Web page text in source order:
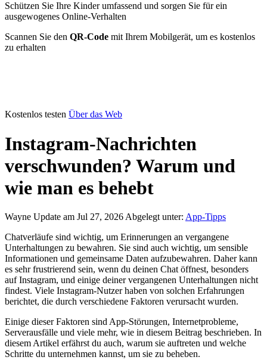
Schützen Sie Ihre Kinder umfassend und sorgen Sie für ein
ausgewogenes Online-Verhalten
Scannen Sie den QR-Code mit Ihrem Mobilgerät, um es kostenlos
zu erhalten
Kostenlos testen Über das Web
Instagram-Nachrichten
verschwunden? Warum und
wie man es behebt
Wayne Update am Jul 27, 2026 Abgelegt unter: App-Tipps
Chatverläufe sind wichtig, um Erinnerungen an vergangene
Unterhaltungen zu bewahren. Sie sind auch wichtig, um sensible
Informationen und gemeinsame Daten aufzubewahren. Daher kann
es sehr frustrierend sein, wenn du deinen Chat öffnest, besonders
auf Instagram, und einige deiner vergangenen Unterhaltungen nicht
findest. Viele Instagram-Nutzer haben von solchen Erfahrungen
berichtet, die durch verschiedene Faktoren verursacht wurden.
Einige dieser Faktoren sind App-Störungen, Internetprobleme,
Serverausfälle und viele mehr, wie in diesem Beitrag beschrieben. In
diesem Artikel erfährst du auch, warum sie auftreten und welche
Schritte du unternehmen kannst, um sie zu beheben.